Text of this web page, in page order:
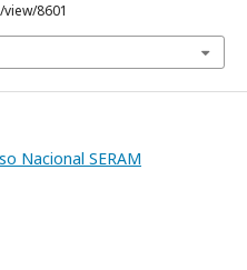
8601
Nacional SERAM